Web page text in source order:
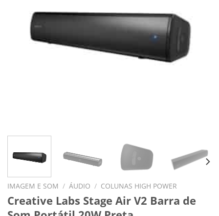
IMAGEM E SOM / ÁUDIO / COLUNAS HIGH POWER
Creative Labs Stage Air V2 Barra de